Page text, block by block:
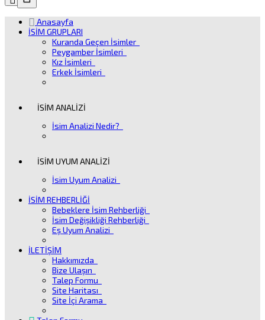
CloseÜrün
Arama
Anasayfa
İSİM GRUPLARI
Kuranda Geçen İsimler
Peygamber İsimleri
Kız İsimleri
Erkek İsimleri
İSİM ANALİZİ
İsim Analizi Nedir?
İSİM UYUM ANALİZİ
İsim Uyum Analizi
İSİM REHBERLİĞİ
Bebeklere İsim Rehberliği
İsim Değişikliği Rehberliği
Eş Uyum Analizi
İLETİŞİM
Hakkımızda
Bize Ulaşın
Talep Formu
Site Haritası
Site İçi Arama